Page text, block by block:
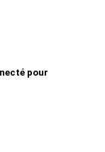
pour